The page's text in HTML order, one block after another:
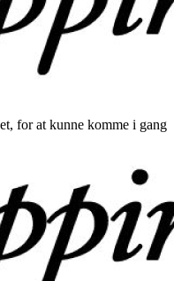
for at kunne komme i gang